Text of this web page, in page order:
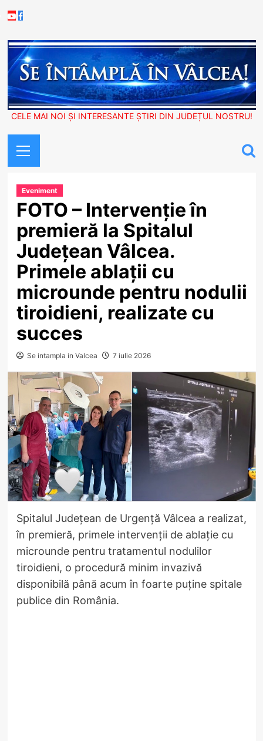
to
Youtube
Facebook
CELE MAI NOI ȘI INTERESANTE ȘTIRI DIN JUDEȚUL NOSTRU!
Menu
Eveniment
FOTO – Intervenție în
premieră la Spitalul
Județean Vâlcea.
Primele ablații cu
microunde pentru nodulii
tiroidieni, realizate cu
succes
Se intampla in Valcea 7 iulie 2026
Spitalul Județean de Urgență Vâlcea a realizat,
în premieră, primele intervenții de ablație cu
microunde pentru tratamentul nodulilor
tiroidieni, o procedură minim invazivă
disponibilă până acum în foarte puține spitale
publice din România.